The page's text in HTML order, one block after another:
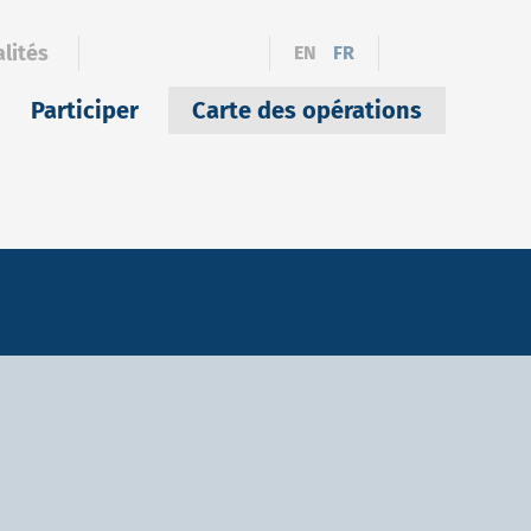
EN FR
Participer Carte des opérations